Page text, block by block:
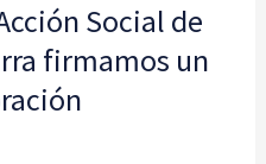
Social de
firmamos un